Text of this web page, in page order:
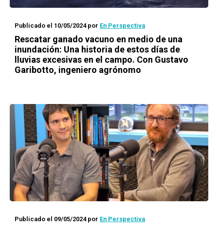
Publicado el 10/05/2024por En Perspectiva
Rescatar ganado vacuno en medio de una
inundación: Una historia de estos días de
lluvias excesivas en el campo. Con Gustavo
Garibotto, ingeniero agrónomo
Publicado el 09/05/2024por En Perspectiva